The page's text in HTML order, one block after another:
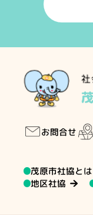
お問合せ
茂原市社協とは
地区社協